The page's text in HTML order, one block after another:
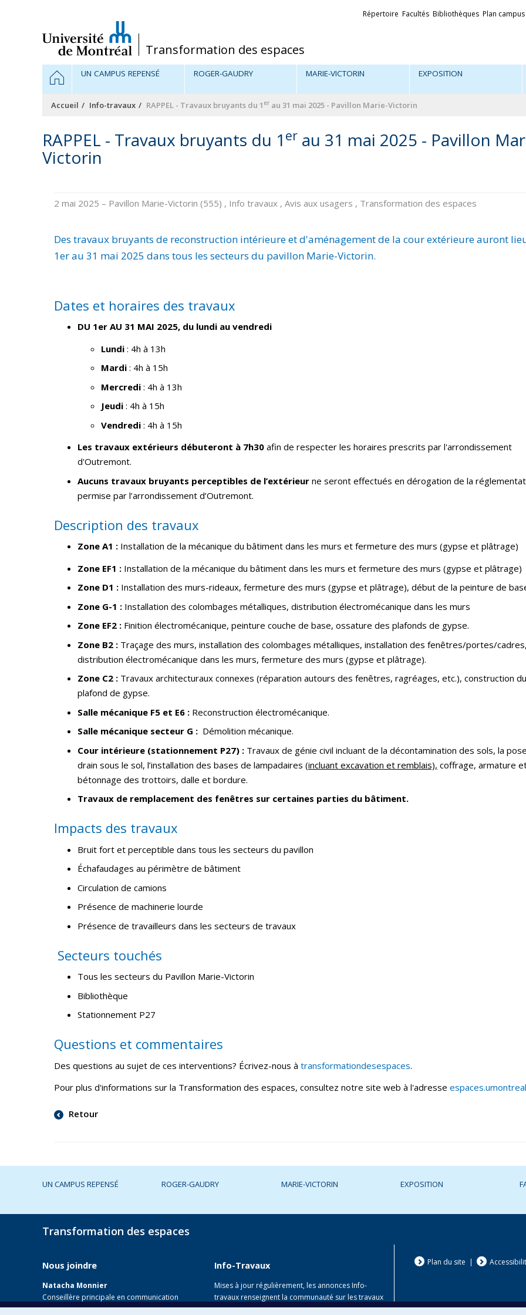
/
Transformation des espaces
Liens
Répertoire Facultés Bibliothèques Plan campus
Navigation
principale
ACCUEILUN CAMPUS REPENSÉ ROGER-GAUDRY MARIE-VICTORIN EXPOSITION
Accueil Info-travaux RAPPEL - Travaux bruyants du 1 er au 31 mai 2025 - Pavillon Marie-Victorin
RAPPEL - Travaux bruyants du 1 er au 31 mai 2025 - Pavillon
Victorin
2 mai 2025 – Pavillon Marie-Victorin (555) , Info travaux , Avis aux usagers , Transformation des espaces
Des travaux bruyants de reconstruction intérieure et d'aménagement de la cour extérieure auront
1er au 31 mai 2025 dans tous les secteurs du pavillon Marie-Victorin.
Dates et horaires des travaux
DU 1er AU 31 MAI 2025, du lundi au vendredi
Lundi : 4h à 13h
Mardi : 4h à 15h
Mercredi : 4h à 13h
Jeudi : 4h à 15h
Vendredi : 4h à 15h
Les travaux extérieurs débuteront à 7h30 afin de respecter les horaires prescrits par l'arrondissement
d'Outremont.
Aucuns travaux bruyants perceptibles de l’extérieur ne seront effectués en dérogation de la
permise par l’arrondissement d’Outremont.
Description des travaux
Zone A1 : Installation de la mécanique du bâtiment dans les murs et fermeture des murs (gypse et plâtrage)
Zone EF1 : Installation de la mécanique du bâtiment dans les murs et fermeture des murs (gypse et plâtrage)
Zone D1 : Installation des murs-rideaux, fermeture des murs (gypse et plâtrage), début de la peinture de
Zone G-1 : Installation des colombages métalliques, distribution électromécanique dans les murs
Zone EF2 : Finition électromécanique, peinture couche de base, ossature des plafonds de gypse.
Zone B2 : Traçage des murs, installation des colombages métalliques, installation des fenêtres/portes/
distribution électromécanique dans les murs, fermeture des murs (gypse et plâtrage).
Zone C2 : Travaux architecturaux connexes (réparation autours des fenêtres, ragréages, etc.), construction du
plafond de gypse.
Salle mécanique F5 et E6 : Reconstruction électromécanique.
Salle mécanique secteur G : Démolition mécanique.
Cour intérieure (stationnement P27) : Travaux de génie civil incluant de la décontamination des sols, la
drain sous le sol, l’installation des bases de lampadaires (incluant excavation et remblais), coffrage, armature
bétonnage des trottoirs, dalle et bordure.
Travaux de remplacement des fenêtres sur certaines parties du bâtiment.
Impacts des travaux
Bruit fort et perceptible dans tous les secteurs du pavillon
Échafaudages au périmètre de bâtiment
Circulation de camions
Présence de machinerie lourde
Présence de travailleurs dans les secteurs de travaux
Secteurs touchés
Tous les secteurs du Pavillon Marie-Victorin
Bibliothèque
Stationnement P27
Questions et commentaires
Des questions au sujet de ces interventions? Écrivez-nous à transformationdesespaces.
Pour plus d'informations sur la Transformation des espaces, consultez notre site web à l'adresse
Retour
UN CAMPUS REPENSÉ ROGER-GAUDRY MARIE-VICTORIN EXPOSITION
Transformation des espaces
Nous joindre
Natacha Monnier
Conseillère principale en communication
514 343-6111 p. 2971
Info-Travaux
Mises à jour régulièrement, les annonces Info-
travaux renseignent la communauté sur les travaux
en cours dans les pavillons Roger-Gaudry et Marie-
Plan du site |